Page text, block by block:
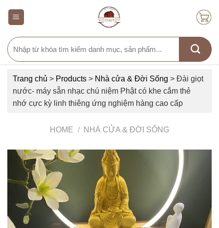
Search
for:
Trang chủ > Products > Nhà cửa & Đời Sống > Đài giọt
nước- máy sẵn nhạc chú niệm Phật có khe cắm thẻ
nhớ cực kỳ linh thiêng ứng nghiệm hàng cao cấp
HOME / NHÀ CỬA & ĐỜI SỐNG